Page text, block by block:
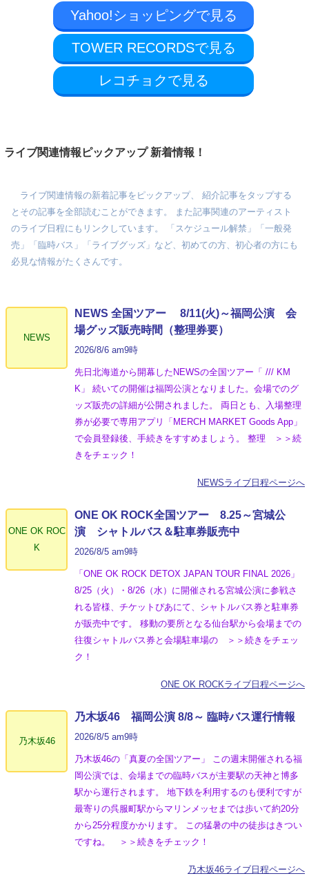
Yahoo!ショッピングで見る
TOWER RECORDSで見る
レコチョクで見る
ライブ関連情報ピックアップ 新着情報！
ライブ関連情報の新着記事をピックアップ、 紹介記事をタップする
とその記事を全部読むことができます。 また記事関連のアーティスト
のライブ日程にもリンクしています。 「スケジュール解禁」「一般発
売」「臨時バス」「ライブグッズ」など、初めての方、初心者の方にも
必見な情報がたくさんです。
NEWS
NEWS 全国ツアー 8/11(火)～福岡公演 会
場グッズ販売時間（整理券要）
2026/8/6 am9時
先日北海道から開幕したNEWSの全国ツアー「 /// KM
K」 続いての開催は福岡公演となりました。会場でのグ
ッズ販売の詳細が公開されました。 両日とも、入場整理
券が必要で専用アプリ「MERCH MARKET Goods App」
で会員登録後、手続きをすすめましょう。 整理 ＞＞続
きをチェック！
NEWSライブ日程ページへ
ONE OK ROC
K
ONE OK ROCK全国ツアー 8.25～宮城公
演 シャトルバス＆駐車券販売中
2026/8/5 am9時
「ONE OK ROCK DETOX JAPAN TOUR FINAL 2026」
8/25（火）・8/26（水）に開催される宮城公演に参戦さ
れる皆様、チケットぴあにて、シャトルバス券と駐車券
が販売中です。 移動の要所となる仙台駅から会場までの
往復シャトルバス券と会場駐車場の ＞＞続きをチェッ
ク！
ONE OK ROCKライブ日程ページへ
乃木坂46
乃木坂46 福岡公演 8/8～ 臨時バス運行情報
2026/8/5 am9時
乃木坂46の「真夏の全国ツアー」 この週末開催される福
岡公演では、会場までの臨時バスが主要駅の天神と博多
駅から運行されます。 地下鉄を利用するのも便利ですが
最寄りの呉服町駅からマリンメッセまでは歩いて約20分
から25分程度かかります。 この猛暑の中の徒歩はきつい
ですね。 ＞＞続きをチェック！
乃木坂46ライブ日程ページへ